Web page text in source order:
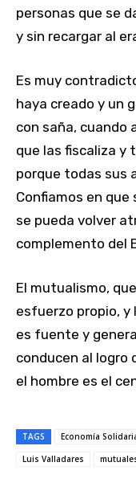
personas que se
y sin recargar al
Es muy
haya creado y un
con saña, cuando
que las fiscaliza y
porque todas sus
Confiamos en que
se pueda volver
complemento del
El mutualismo,
esfuerzo propio, y
es fuente y
conducen al logro
el hombre es el
TAGS Economía
Luis Valladares